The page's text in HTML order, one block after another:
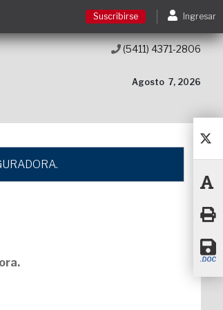
Suscribirse
Acceso a cursos
Contacto
Suscribirse Ingresar
Agosto 7, 2026
(5411) 4371-2806